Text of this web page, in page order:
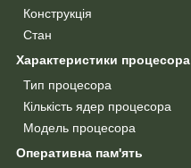
Конструкція
Стан
Характеристики процесора
Тип процесора
Кількість ядер процесора
Модель процесора
Оперативна пам'ять